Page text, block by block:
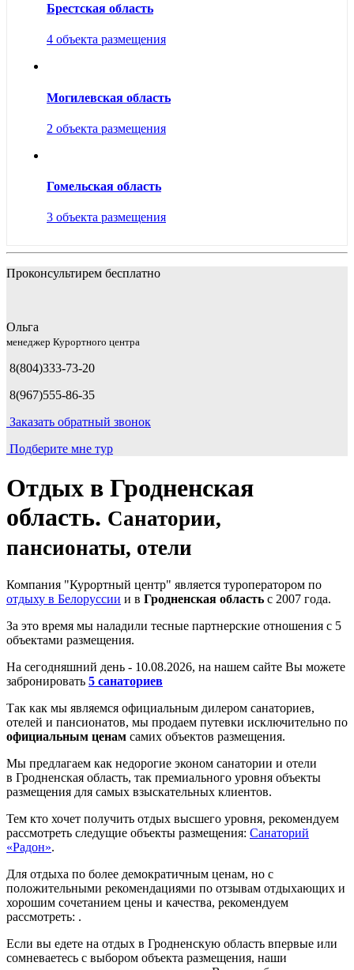
Брестская область
4 объекта размещения
Могилевская область
2 объекта размещения
Гомельская область
3 объекта размещения
Проконсультирем бесплатно
Ольга
менеджер Курортного центра
8(804)333-73-20
8(967)555-86-35
Заказать обратный звонок
Подберите мне тур
Отдых в Гродненская
область. Санатории,
пансионаты, отели
Компания "Курортный центр" является туроператором по
отдыху в Белоруссии и в Гродненская область с 2007 года.
За это время мы наладили тесные партнерские отношения с 5
объектами размещения.
На сегодняшний день - 10.08.2026, на нашем сайте Вы можете
забронировать 5 санаториев
Так как мы являемся официальным дилером санаториев,
отелей и пансионатов, мы продаем путевки исключительно по
официальным ценам самих объектов размещения.
Мы предлагаем как недорогие эконом санатории и отели
в Гродненская область, так премиального уровня объекты
размещения для самых взыскательных клиентов.
Тем кто хочет получить отдых высшего уровня, рекомендуем
рассмотреть следущие объекты размещения: Санаторий
«Радон».
Для отдыха по более демократичным ценам, но с
положительными рекомендациями по отзывам отдыхающих и
хорошим сочетанием цены и качества, рекомендуем
рассмотреть: .
Если вы едете на отдых в Гродненскую область впервые или
сомневаетесь с выбором объекта размещения, наши